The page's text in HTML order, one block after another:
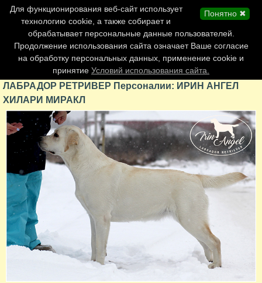
Главная страница
Обновления сайта
Контакты
Персоналии
Форум
ЛАБРАДОР РЕТРИВЕР Персоналии: ИРИН АНГЕЛ
ХИЛАРИ МИРАКЛ
Понятно ✖
Для функционирования веб-сайт использует
технологию cookie, а также собирает и
обрабатывает персональные данные пользователей.
Продолжение использования сайта означает Ваше согласие
на обработку персональных данных, применение cookie и
принятие Условий использования сайта.